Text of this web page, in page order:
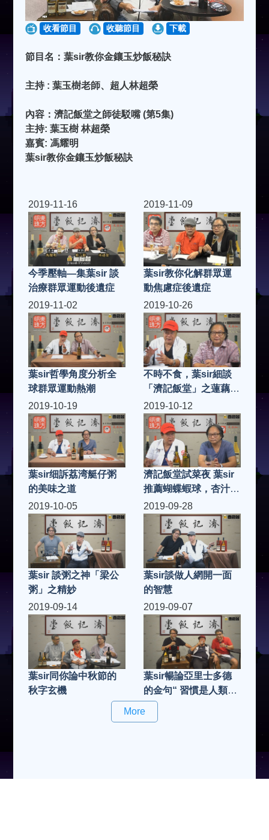
收看節目 收聽節目 下載
節目名：葉sir教你金鑲玉炒飯秘訣
主持 : 葉玉樹老師、超人林超榮
內容：濟記飯堂之師徒駁嘴 (第5集)
主持: 葉玉樹 林超榮
嘉賓: 馮耀明
葉sir教你金鑲玉炒飯秘訣
2019-11-16
今季壓軸—集葉sir 談
治療群眾運動後遺症
2019-11-09
葉sir教你化解群眾運
動焦慮症後遺症
2019-11-02
葉sir哲學角度分析全
球群眾運動熱潮
2019-10-26
不時不食，葉sir細談
「濟記飯堂」之蓮藕花
生炆豬手
2019-10-19
葉sir细訴荔湾艇仔粥
的美味之道
2019-10-12
濟記飯堂試菜夜 葉sir
推薦蝴蝶蝦球，杏汁豬
肺湯
2019-10-05
葉sir 談粥之神「梁公
粥」之精妙
2019-09-28
葉sir談做人網開一面
的智慧
2019-09-14
葉sir同你論中秋節的
秋字玄機
2019-09-07
葉sir暢論亞里士多德
的金句“ 習慣是人類的
第二天性”
More